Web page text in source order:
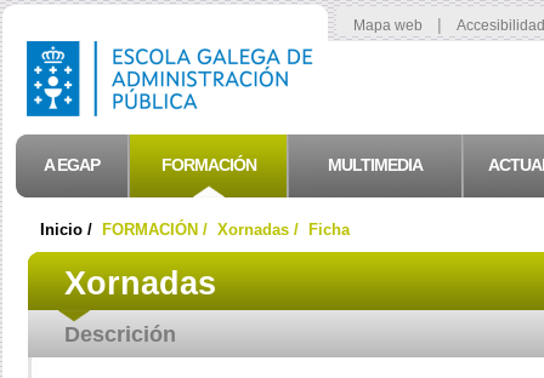
Mapa web |
A EGAP FORMACIÓN MULTIMEDIA
Inicio / FORMACIÓN / Xornadas / Ficha
Descrición
Xornadas